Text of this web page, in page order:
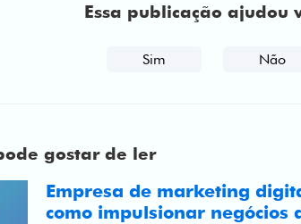
Essa publicação ajudou
Sim Não
gostar de ler
Empresa de marketing
como impulsionar negócios